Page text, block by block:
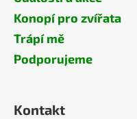
Konopí pro zvířata
Trápí mě
Podporujeme
Kontakt